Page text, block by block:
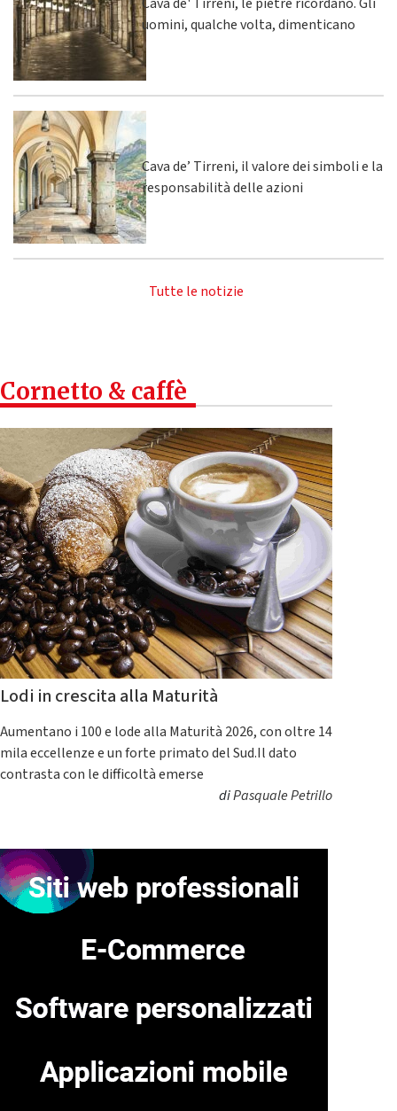
uomini, qualche volta, dimenticano
Cava de’ Tirreni, il valore dei simboli e la
responsabilità delle azioni
Tutte le notizie
Cornetto & caffè
Lodi in crescita alla Maturità
Aumentano i 100 e lode alla Maturità 2026, con oltre 14
mila eccellenze e un forte primato del Sud.Il dato
contrasta con le difficoltà emerse
diPasquale Petrillo